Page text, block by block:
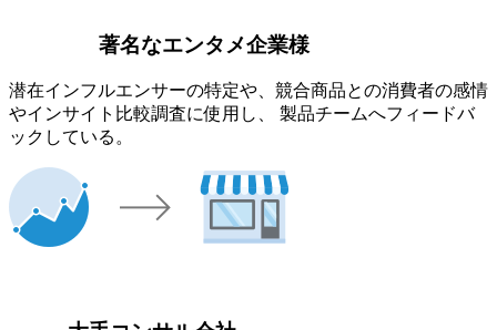
著名なエンタメ企業様
潜在インフルエンサーの特定や、競合商品との消費者の感情
やインサイト比較調査に使用し、 製品チームへフィードバ
ックしている。